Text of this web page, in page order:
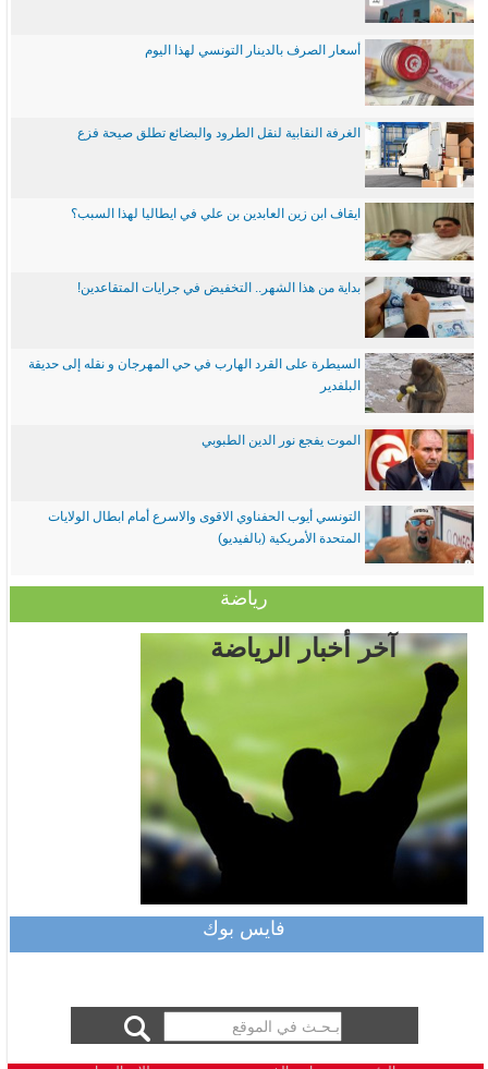
أسعار الصرف بالدينار التونسي لهذا اليوم
الغرفة النقابية لنقل الطرود والبضائع تطلق صيحة فزع
ايقاف ابن زين العابدين بن علي في ايطاليا لهذا السبب؟
بداية من هذا الشهر.. التخفيض في جرايات المتقاعدين!
السيطرة على القرد الهارب في حي المهرجان و نقله إلى حديقة
البلفدير
الموت يفجع نور الدين الطبوبي
التونسي أيوب الحفناوي الاقوى والاسرع أمام ابطال الولايات
المتحدة الأمريكية (بالفيديو)
رياضة
آخر أخبار الرياضة
فايس بوك